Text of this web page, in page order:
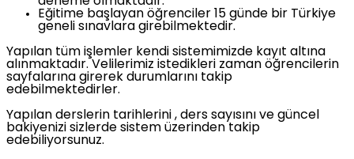
Eğitime başlayan öğrenciler 15 günde bir Türkiye
geneli sınavlara girebilmektedir.
Yapılan tüm işlemler kendi sistemimizde kayıt altına
alınmaktadır. Velilerimiz istedikleri zaman öğrencilerin
sayfalarına girerek durumlarını takip
edebilmektedirler.
Yapılan derslerin tarihlerini , ders sayısını ve güncel
bakiyenizi sizlerde sistem üzerinden takip
edebiliyorsunuz.